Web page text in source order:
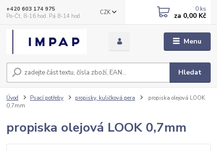
Menu
CZK
Hledat
+420 603 174 975
Po-Čt, 8-16 hod. Pá 8-14 hod.
0 ks
za 0,00 Kč
Úvod Psací potřeby propisky, kuličková pera
propiska olejová LOOK
0,7mm
propiska olejová LOOK 0,7mm